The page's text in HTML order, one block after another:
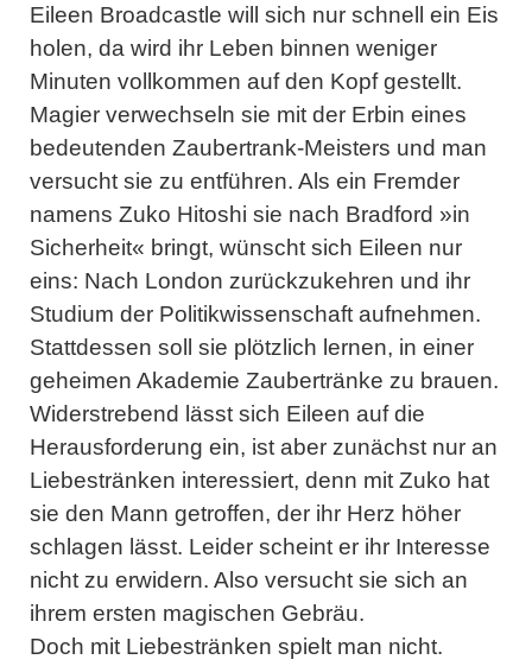
Eileen Broadcastle will sich nur schnell ein Eis
holen, da wird ihr Leben binnen weniger
Minuten vollkommen auf den Kopf gestellt.
Magier verwechseln sie mit der Erbin eines
bedeutenden Zaubertrank-Meisters und man
versucht sie zu entführen. Als ein Fremder
namens Zuko Hitoshi sie nach Bradford »in
Sicherheit« bringt, wünscht sich Eileen nur
eins: Nach London zurückzukehren und ihr
Studium der Politikwissenschaft aufnehmen.
Stattdessen soll sie plötzlich lernen, in einer
geheimen Akademie Zaubertränke zu brauen.
Widerstrebend lässt sich Eileen auf die
Herausforderung ein, ist aber zunächst nur an
Liebestränken interessiert, denn mit Zuko hat
sie den Mann getroffen, der ihr Herz höher
schlagen lässt. Leider scheint er ihr Interesse
nicht zu erwidern. Also versucht sie sich an
ihrem ersten magischen Gebräu.
Doch mit Liebestränken spielt man nicht.